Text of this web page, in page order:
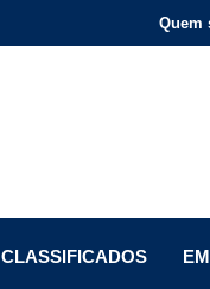
Quem
CLASSIFICADOS